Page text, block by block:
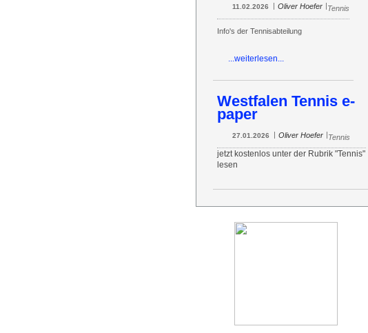
11.02.2026 | Oliver Hoefer |Tennis
Info's der Tennisabteilung
...weiterlesen...
Westfalen Tennis e-
paper
27.01.2026 | Oliver Hoefer |Tennis
jetzt kostenlos unter der Rubrik "Tennis"
lesen